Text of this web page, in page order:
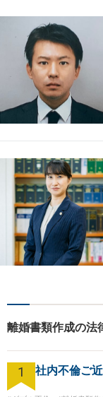
離婚書類作成の法
1 社内不倫ご